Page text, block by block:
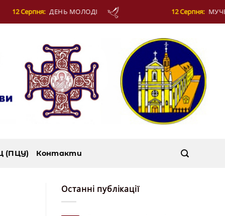
12 Серпня: МУЧЕНИКІВ ФОТІЯ Й АНКИТИ ТА БАГАТЬОХ ІЗ НИМИ
(ПЦУ) Контакти
Останні публікації